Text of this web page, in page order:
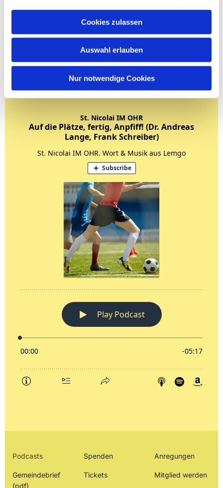
Cookies zulassen
Auswahl erlauben
Nur notwendige Cookies
Podcasts
Gemeindebrief
(pdf)
Spenden
Tickets
Anregungen
Mitglied werden